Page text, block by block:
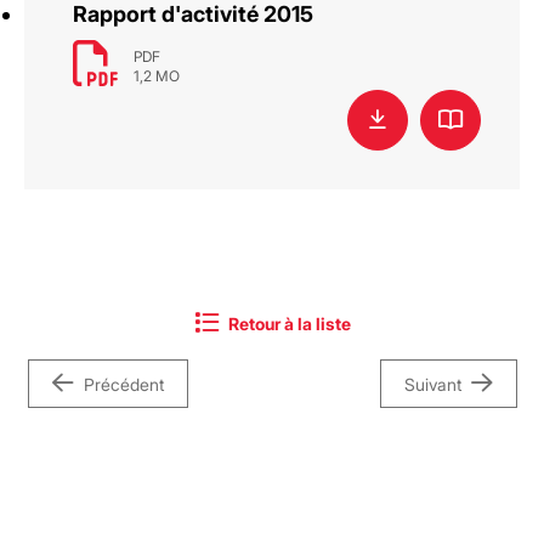
Rapport d'activité 2015
PDF
1,2 MO
Précédent
Retour à la liste
Suivant